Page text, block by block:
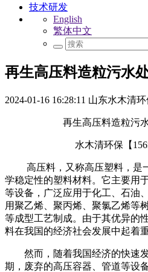
技术研发
English
繁体中文
再生高压料造粒污水
2024-01-16 16:28:11 山东水木清
再生高压料造粒污
水木清环保【
高压料，又称高压塑料，是
学稳定性的塑料材料。它主要用
等设备，广泛应用于化工、石油
用聚乙烯、聚丙烯、聚氯乙烯等
等成型工艺制成。由于其优异的
料在我国的经济社会发展中起着
然而，随着我国经济的快速
期，废弃的高压容器、管道等设